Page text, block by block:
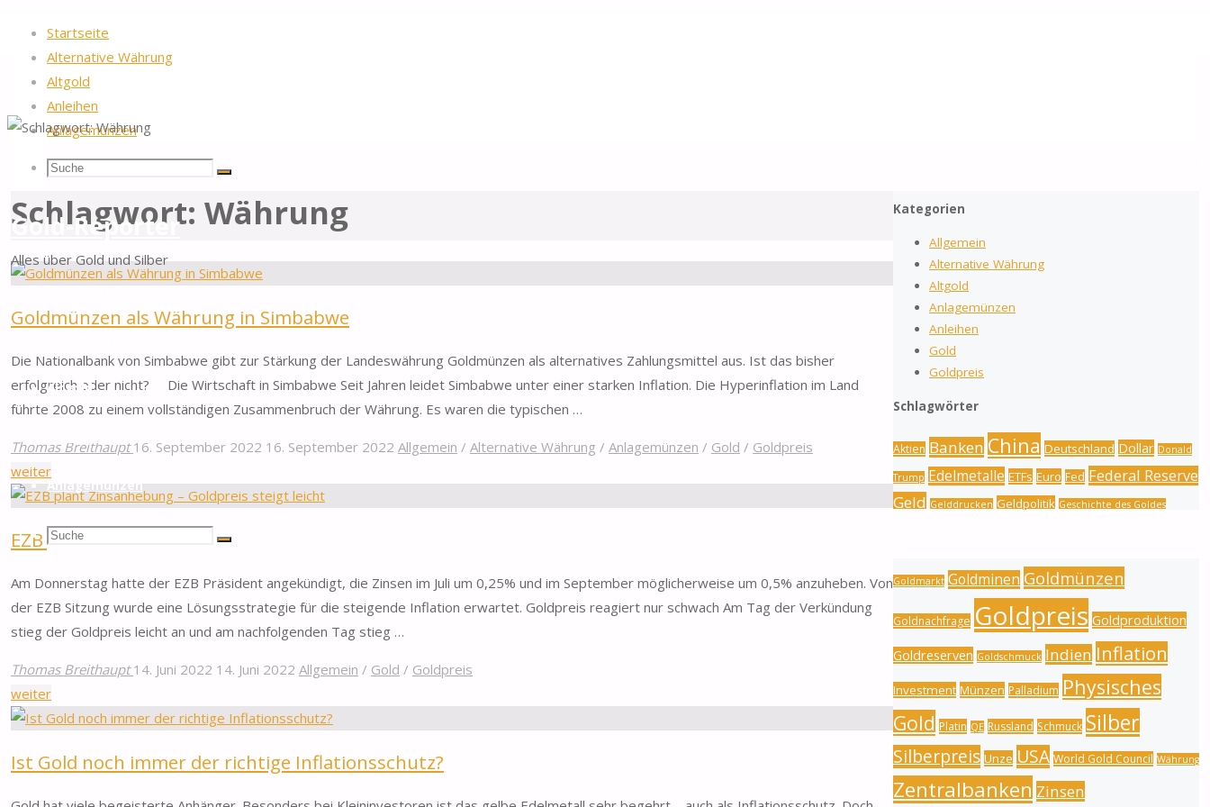
Startseite
Alternative Währung
Altgold
Anleihen
Anlagemünzen
Suche
Suchen
nach:
Suche
Gold-Reporter
Alles über Gold und Silber
Zum
springen
Startseite
Altgold
Anlagemünzen
Suche
Suchen
nach:
Suche
Schlagwort: Währung
Goldmünzen als Währung in Simbabwe
Die Nationalbank von Simbabwe gibt zur Stärkung der Landeswährung Goldmünzen als alternatives Zahlungsmittel aus. Ist das bisher
erfolgreich oder nicht? Die Wirtschaft in Simbabwe Seit Jahren leidet Simbabwe unter einer starken Inflation. Die Hyperinflation im Land
führte 2008 zu einem vollständigen Zusammenbruch der Währung. Es waren die typischen …
Thomas Breithaupt 16. September 2022 16. September 2022 Allgemein / Alternative Währung / Anlagemünzen / Gold / Goldpreis
weiter"Goldmünzen
als
in
EZB plant Zinsanhebung – Goldpreis steigt leicht
Am Donnerstag hatte der EZB Präsident angekündigt, die Zinsen im Juli um 0,25% und im September möglicherweise um 0,5% anzuheben. Von
der EZB Sitzung wurde eine Lösungsstrategie für die steigende Inflation erwartet. Goldpreis reagiert nur schwach Am Tag der Verkündung
stieg der Goldpreis leicht an und am nachfolgenden Tag stieg …
Thomas Breithaupt 14. Juni 2022 14. Juni 2022 Allgemein / Gold / Goldpreis
weiter"EZB
plant
–
Ist Gold noch immer der richtige Inflationsschutz?
Kategorien
Allgemein
Alternative Währung
Altgold
Anlagemünzen
Anleihen
Gold
Goldpreis
Schlagwörter
Aktien Banken China Deutschland Dollar Donald
Trump Edelmetalle ETFs Euro Fed Federal Reserve
Geld Gelddrucken Geldpolitik Geschichte des Goldes
Goldmarkt Goldminen Goldmünzen
Goldnachfrage Goldpreis Goldproduktion
Goldreserven Goldschmuck Indien Inflation
Investment Münzen Palladium Physisches
Gold Platin QE Russland Schmuck Silber
Silberpreis Unze USA World Gold Council Währung
Zentralbanken Zinsen